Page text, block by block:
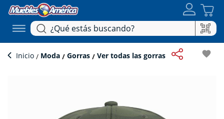
Inicio Moda Gorras Ver todas las gorras favorite